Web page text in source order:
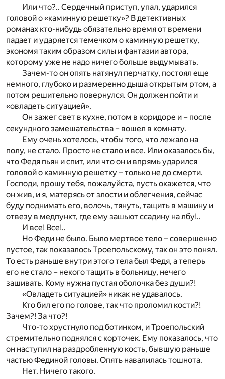
Или что?.. Сердечный приступ, упал, ударился
головой о «каминную решетку»? В детективных
романах кто-нибудь обязательно время от времени
падает и ударяется темечком о каминную решетку,
экономя таким образом силы и фантазии автора,
которому уже не надо ничего больше выдумывать.
Зачем-то он опять натянул перчатку, постоял еще
немного, глубоко и размеренно дыша открытым ртом, а
потом решительно повернулся. Он должен пойти и
«овладеть ситуацией».
Он зажег свет в кухне, потом в коридоре и – после
секундного замешательства – вошел в комнату.
Ему очень хотелось, чтобы того, что лежало на
полу, не стало. Просто не стало и все. Или оказалось бы,
что Федя пьян и спит, или что он и впрямь ударился
головой о каминную решетку – только не до смерти.
Господи, прошу тебя, пожалуйста, пусть окажется, что
он жив, и я, матерясь от злости и облегчения, сейчас
буду поднимать его, волочь, тянуть, тащить в машину и
отвезу в медпункт, где ему зашьют ссадину на лбу!..
И все! Все!..
Но Феди не было. Было мертвое тело – совершенно
пустое, так показалось Троепольскому, так он это понял.
То есть раньше внутри этого тела был Федя, а теперь
его не стало – некого тащить в больницу, нечего
зашивать. Кому нужна пустая оболочка без души?!
«Овладеть ситуацией» никак не удавалось.
Кто бил его по голове, так что проломил кости?!
Зачем?! За что?!
Что-то хрустнуло под ботинком, и Троепольский
стремительно поднялся с корточек. Ему показалось, что
он наступил на раздробленную кость, бывшую раньше
частью Фединой головы. Опять навалилась тошнота.
Нет. Ничего такого.